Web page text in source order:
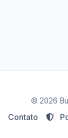
© 2026
Contato